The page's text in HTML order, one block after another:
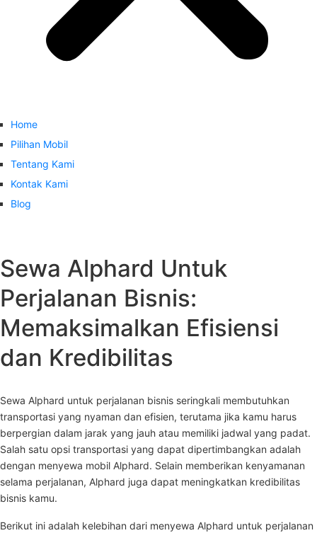
Home
Pilihan Mobil
Tentang Kami
Kontak Kami
Blog
Sewa Alphard Untuk
Perjalanan Bisnis:
Memaksimalkan Efisiensi
dan Kredibilitas
Sewa Alphard untuk perjalanan bisnis seringkali membutuhkan
transportasi yang nyaman dan efisien, terutama jika kamu harus
berpergian dalam jarak yang jauh atau memiliki jadwal yang padat.
Salah satu opsi transportasi yang dapat dipertimbangkan adalah
dengan menyewa mobil Alphard. Selain memberikan kenyamanan
selama perjalanan, Alphard juga dapat meningkatkan kredibilitas
bisnis kamu.
Berikut ini adalah kelebihan dari menyewa Alphard untuk perjalanan